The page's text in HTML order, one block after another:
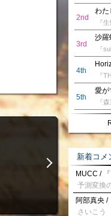
2nd
わた
『
3rd
沙羅
『
4th
『
5th
愛が
『森
新着コメ
MUCC /
阿部真央 /
さいこう